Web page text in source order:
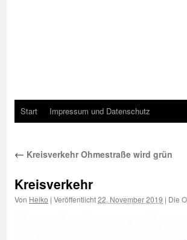
Start Impressum und Datenschutz
← Kreisverkehr Ohmestraße wird grün
Kreisverkehr
Von Heiko | Veröffentlicht22. November 2019 | Die